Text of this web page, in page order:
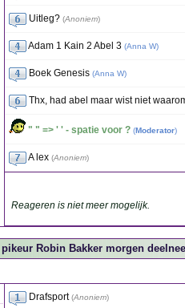
Uitleg? (Anoniem)
Adam 1 Kain 2 Abel 3 (Anna W)
Boek Genesis (Anna W)
Thx, had abel maar wist niet
" " => ' ' - spatie voor ? (Moderator)
A lex (Anoniem)
Reageren is niet meer mogelijk.
Robin Bakker morgen
Drafsport (Anoniem)